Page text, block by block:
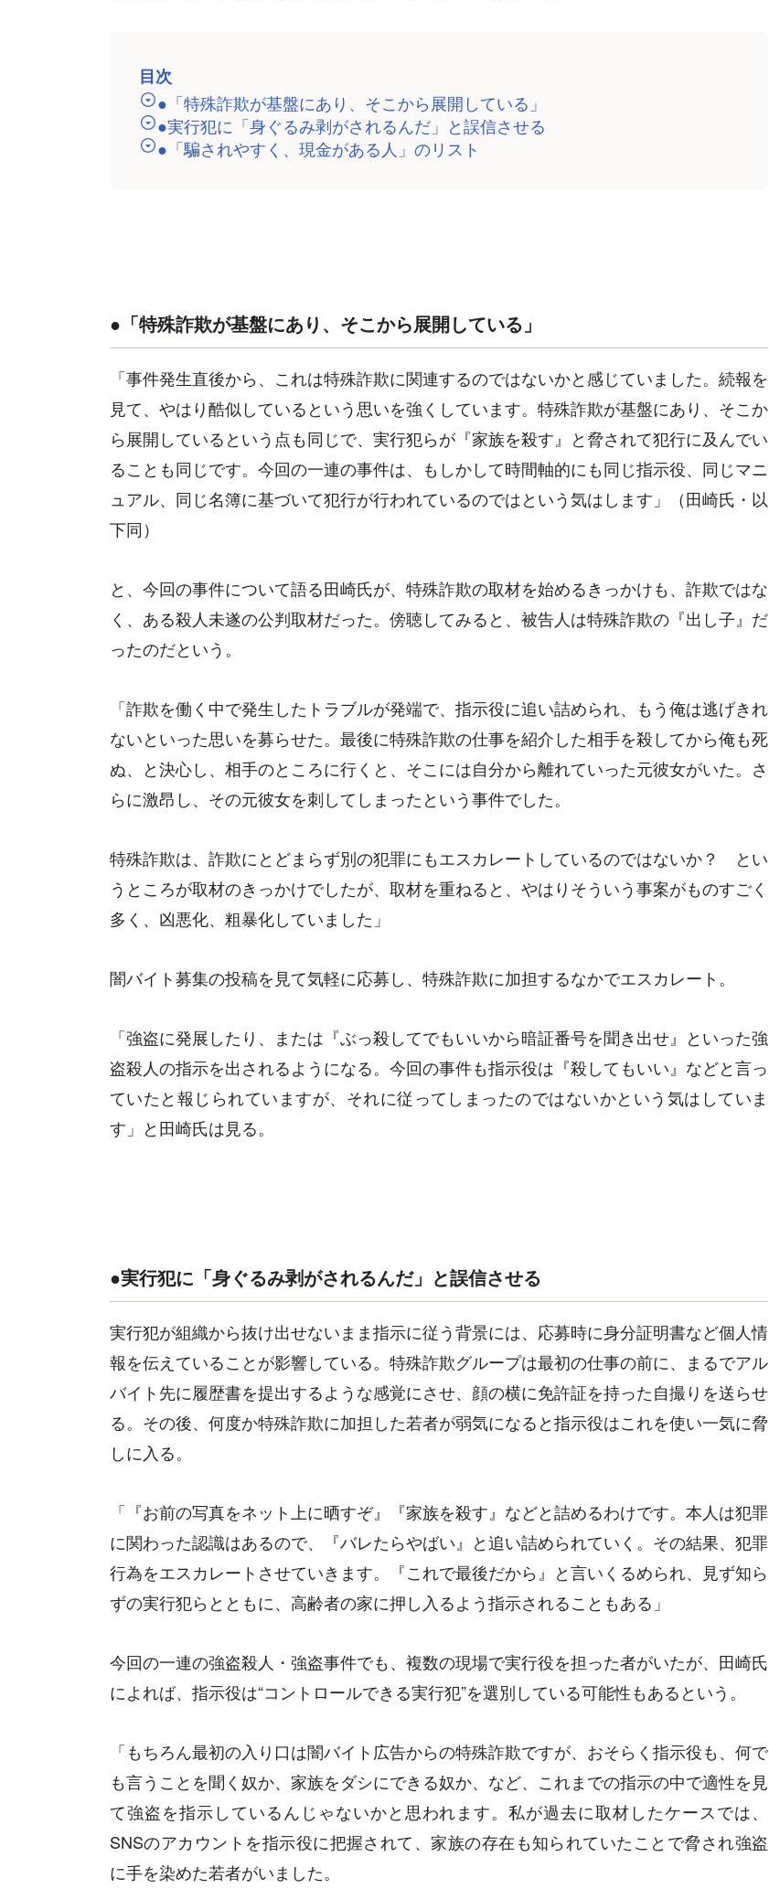
目次
●「特殊詐欺が基盤にあり、そこから展開している」
●実行犯に「身ぐるみ剥がされるんだ」と誤信させる
●「騙されやすく、現金がある人」のリスト
●「特殊詐欺が基盤にあり、そこから展開している」
「事件発生直後から、これは特殊詐欺に関連するのではないかと感じていました。続報を
見て、やはり酷似しているという思いを強くしています。特殊詐欺が基盤にあり、そこか
ら展開しているという点も同じで、実行犯らが『家族を殺す』と脅されて犯行に及んでい
ることも同じです。今回の一連の事件は、もしかして時間軸的にも同じ指示役、同じマニ
ュアル、同じ名簿に基づいて犯行が行われているのではという気はします」（田崎氏・以
下同）
と、今回の事件について語る田崎氏が、特殊詐欺の取材を始めるきっかけも、詐欺ではな
く、ある殺人未遂の公判取材だった。傍聴してみると、被告人は特殊詐欺の『出し子』だ
ったのだという。
「詐欺を働く中で発生したトラブルが発端で、指示役に追い詰められ、もう俺は逃げきれ
ないといった思いを募らせた。最後に特殊詐欺の仕事を紹介した相手を殺してから俺も死
ぬ、と決心し、相手のところに行くと、そこには自分から離れていった元彼女がいた。さ
らに激昂し、その元彼女を刺してしまったという事件でした。
特殊詐欺は、詐欺にとどまらず別の犯罪にもエスカレートしているのではないか？ とい
うところが取材のきっかけでしたが、取材を重ねると、やはりそういう事案がものすごく
多く、凶悪化、粗暴化していました」
闇バイト募集の投稿を見て気軽に応募し、特殊詐欺に加担するなかでエスカレート。
「強盗に発展したり、または『ぶっ殺してでもいいから暗証番号を聞き出せ』といった強
盗殺人の指示を出されるようになる。今回の事件も指示役は『殺してもいい』などと言っ
ていたと報じられていますが、それに従ってしまったのではないかという気はしていま
す」と田崎氏は見る。
●実行犯に「身ぐるみ剥がされるんだ」と誤信させる
実行犯が組織から抜け出せないまま指示に従う背景には、応募時に身分証明書など個人情
報を伝えていることが影響している。特殊詐欺グループは最初の仕事の前に、まるでアル
バイト先に履歴書を提出するような感覚にさせ、顔の横に免許証を持った自撮りを送らせ
る。その後、何度か特殊詐欺に加担した若者が弱気になると指示役はこれを使い一気に脅
しに入る。
「『お前の写真をネット上に晒すぞ』『家族を殺す』などと詰めるわけです。本人は犯罪
に関わった認識はあるので、『バレたらやばい』と追い詰められていく。その結果、犯罪
行為をエスカレートさせていきます。『これで最後だから』と言いくるめられ、見ず知ら
ずの実行犯らとともに、高齢者の家に押し入るよう指示されることもある」
今回の一連の強盗殺人・強盗事件でも、複数の現場で実行役を担った者がいたが、田崎氏
によれば、指示役は“コントロールできる実行犯”を選別している可能性もあるという。
「もちろん最初の入り口は闇バイト広告からの特殊詐欺ですが、おそらく指示役も、何で
も言うことを聞く奴か、家族をダシにできる奴か、など、これまでの指示の中で適性を見
て強盗を指示しているんじゃないかと思われます。私が過去に取材したケースでは、
SNSのアカウントを指示役に把握されて、家族の存在も知られていたことで脅され強盗
に手を染めた若者がいました。